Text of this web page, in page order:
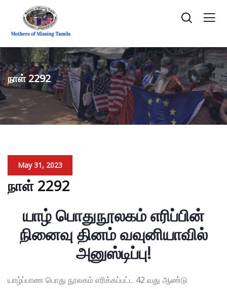
நாள் 2292
May 31, 2023
நாள் 2292
யாழ் பொதுநூலகம் எரிப்பின்
நினைவு தினம் வவுனியாவில்
அனுஸ்டிப்பு!
யாழ்ப்பாண பொது நூலகம் எரிக்கப்பட்ட 42 வது ஆண்டு